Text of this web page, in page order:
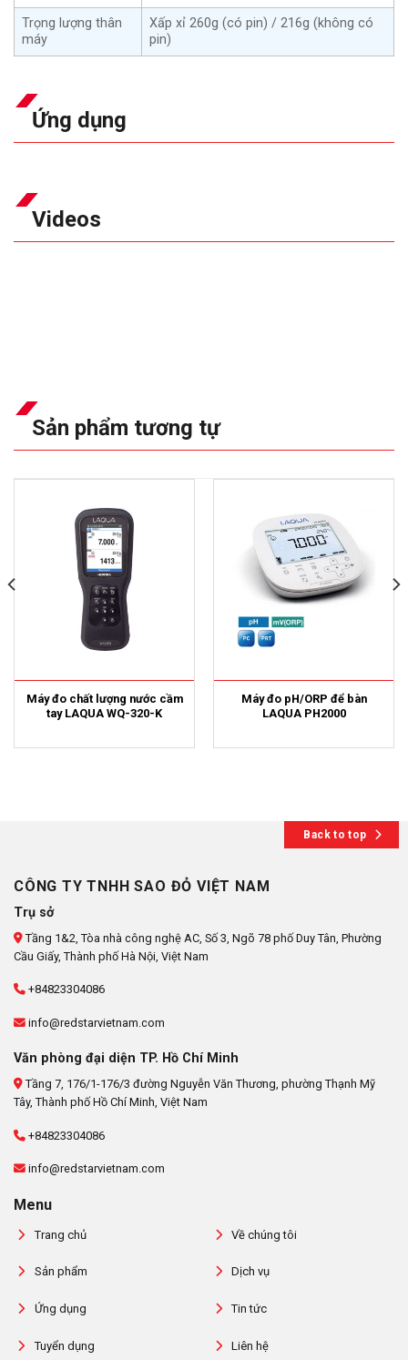
Trọng lượng thân
máy
Xấp xỉ 260g (có pin) / 216g (không có
pin)
Ứng dụng
Videos
Sản phẩm tương tự
Máy đo chất lượng nước cầm
tay LAQUA WQ-320-K
Máy đo pH/ORP để bàn
LAQUA PH2000
Back to top
CÔNG TY TNHH SAO ĐỎ VIỆT NAM
Trụ sở
Tầng 1&2, Tòa nhà công nghệ AC, Số 3, Ngõ 78 phố Duy Tân, Phường
Cầu Giấy, Thành phố Hà Nội, Việt Nam
+84823304086
info@redstarvietnam.com
Văn phòng đại diện TP. Hồ Chí Minh
Tầng 7, 176/1-176/3 đường Nguyễn Văn Thương, phường Thạnh Mỹ
Tây, Thành phố Hồ Chí Minh, Việt Nam
+84823304086
info@redstarvietnam.com
Menu
Trang chủ Về chúng tôi
Sản phẩm Dịch vụ
Ứng dụng Tin tức
Tuyển dụng Liên hệ